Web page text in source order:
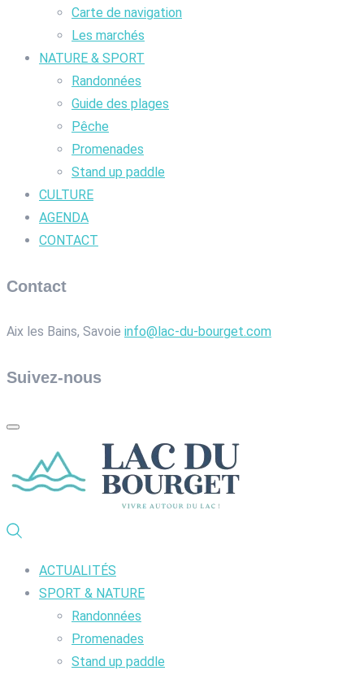
Carte de navigation
Les marchés
NATURE & SPORT
Randonnées
Guide des plages
Pêche
Promenades
Stand up paddle
CULTURE
AGENDA
CONTACT
Contact
Aix les Bains, Savoie info@lac-du-bourget.com
Suivez-nous
ACTUALITÉS
SPORT & NATURE
Randonnées
Promenades
Stand up paddle